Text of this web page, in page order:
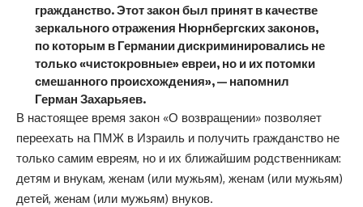
гражданство. Этот закон был принят в качестве
зеркального отражения Нюрнбергских законов,
по которым в Германии дискриминировались не
только «чистокровные» евреи, но и их потомки
смешанного происхождения», — напомнил
Герман Захарьяев.
В настоящее время закон «О возвращении» позволяет
переехать на ПМЖ в Израиль и получить гражданство не
только самим евреям, но и их ближайшим родственникам:
детям и внукам, женам (или мужьям), женам (или мужьям)
детей, женам (или мужьям) внуков.